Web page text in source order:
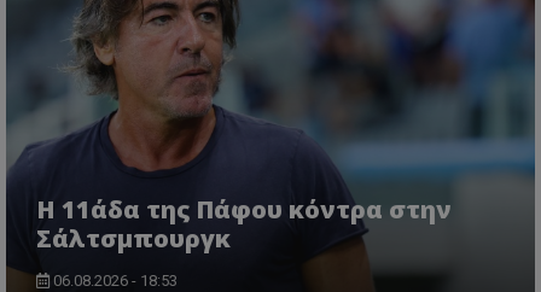
Η 11άδα της Πάφου κόντρα στην
Σάλτσμπουργκ
06.08.2026 - 18:53